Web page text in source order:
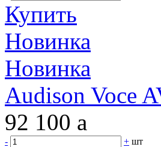
Купить
Новинка
Новинка
Audison Voce
92 100 a
- + шт